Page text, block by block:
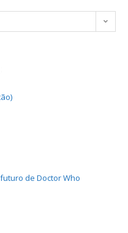
de Doctor Who